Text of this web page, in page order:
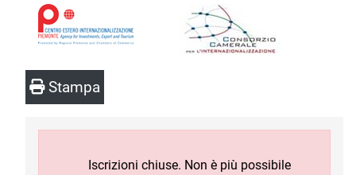
Stampa
Iscrizioni chiuse. Non è più possibile